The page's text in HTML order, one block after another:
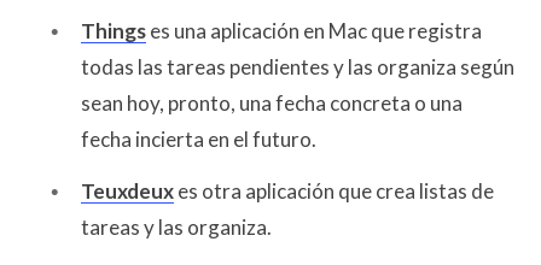
Thingses una aplicación en Mac que registra
todas las tareas pendientes y las organiza según
sean hoy, pronto, una fecha concreta o una
fecha incierta en el futuro.
Teuxdeuxes otra aplicación que crea listas de
tareas y las organiza.